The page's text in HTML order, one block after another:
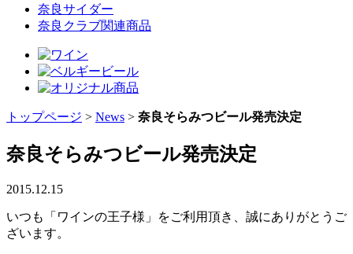
奈良サイダー
奈良クラブ関連商品
トップページ > News > 奈良そらみつビール発売決定
奈良そらみつビール発売決定
2015.12.15
いつも「ワインの王子様」をご利用頂き、誠にありがとうご
ざいます。